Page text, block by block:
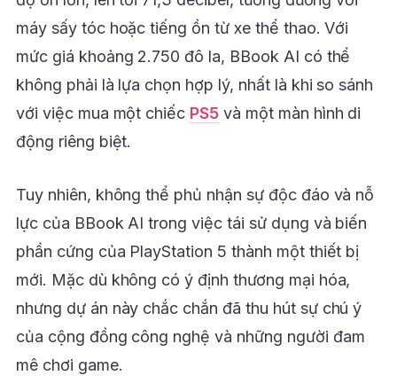
máy sấy tóc hoặc tiếng ồn từ xe thể thao. Với
mức giá khoảng 2.750 đô la, BBook AI có thể
không phải là lựa chọn hợp lý, nhất là khi so sánh
với việc mua một chiếc PS5 và một màn hình di
động riêng biệt.
Tuy nhiên, không thể phủ nhận sự độc đáo và nỗ
lực của BBook AI trong việc tái sử dụng và biến
phần cứng của PlayStation 5 thành một thiết bị
mới. Mặc dù không có ý định thương mại hóa,
nhưng dự án này chắc chắn đã thu hút sự chú ý
của cộng đồng công nghệ và những người đam
mê chơi game.